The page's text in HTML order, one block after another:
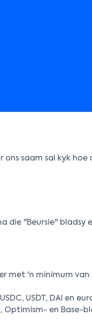
ons saam sal kyk
die "Beursie" bladsy
met 'n minimum
USDT, DAI en
Optimism- en Base-